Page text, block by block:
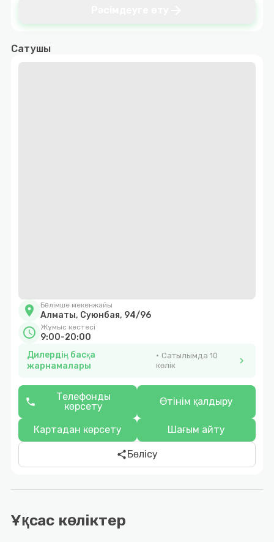
Сатушы
location_on Бөлімше мекенжайы
Алматы, Cуюнбая, 94/96
schedule Жұмыс кестесі
9:00-20:00
Дилердің басқа
жарнамалары
Сатылымда 10
көлік
chevron_right
phone
Телефонды
көрсету
Өтінім қалдыру
Картадан көрсету Шағым айту
shareБөлісу
Ұқсас көліктер